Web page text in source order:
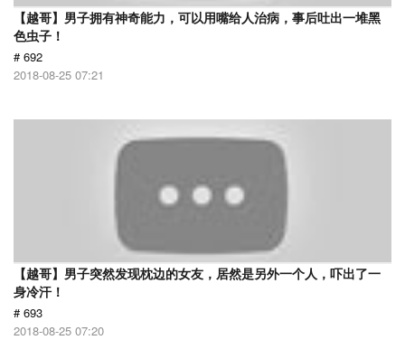
【越哥】男子拥有神奇能力，可以用嘴给人治病，事后吐出一堆黑
色虫子！
# 692
2018-08-25 07:21
【越哥】男子突然发现枕边的女友，居然是另外一个人，吓出了一
身冷汗！
# 693
2018-08-25 07:20